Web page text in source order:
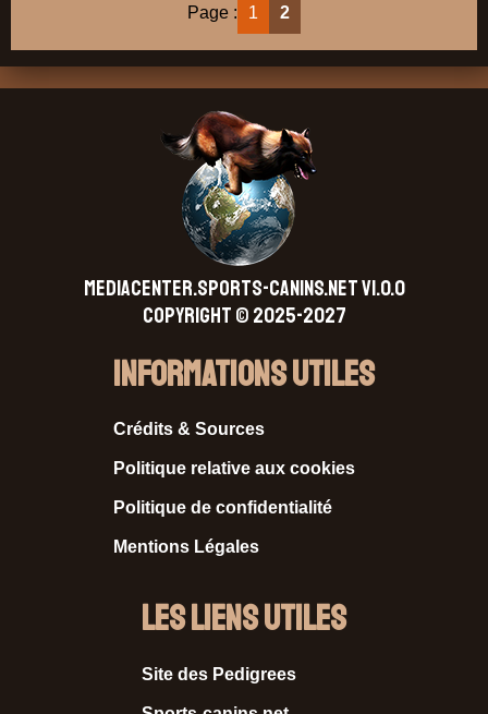
Page : 1 2
MEDIACENTER.SPORTS-CANINS.NET V1.0.0
Copyright © 2025-2027
Informations Utiles
Crédits & Sources
Politique relative aux cookies
Politique de confidentialité
Mentions Légales
Les liens utiles
Site des Pedigrees